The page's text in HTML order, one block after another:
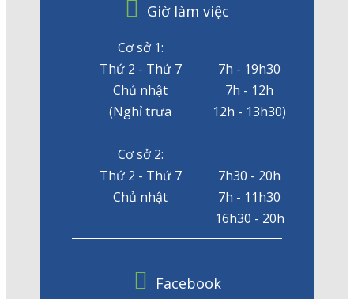
Giờ làm việc
Cơ sở 1:
Thứ 2 - Thứ 7
7h - 19h30
Chủ nhật
7h - 12h
(Nghỉ trưa
12h - 13h30)
Cơ sở 2:
Thứ 2 - Thứ 7
7h30 - 20h
Chủ nhật
7h - 11h30
16h30 - 20h
Facebook